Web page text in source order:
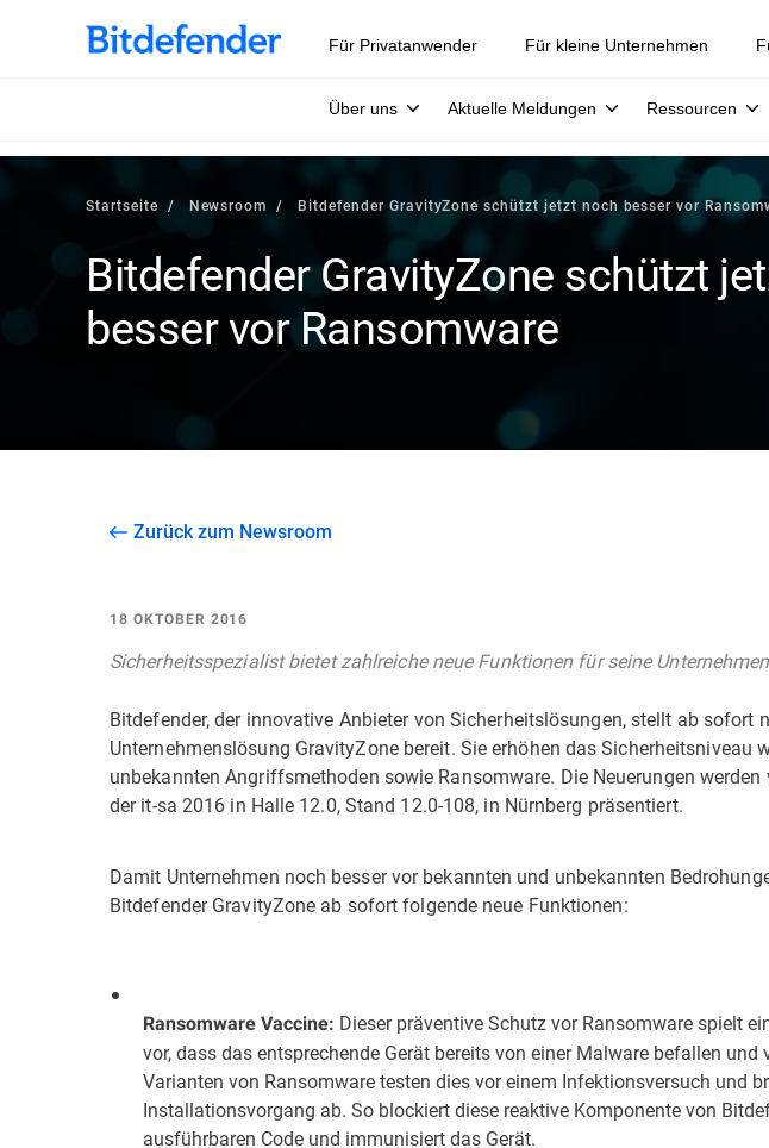
Für Privatanwender Für kleine Unternehmen
Über uns Aktuelle Meldungen Ressourcen
Startseite Newsroom Bitdefender GravityZone schützt jetzt noch besser vor
Bitdefender GravityZone schützt
besser vor Ransomware
Zurück zum Newsroom
18 OKTOBER 2016
Sicherheitsspezialist bietet zahlreiche neue Funktionen für seine
Bitdefender, der innovative Anbieter von Sicherheitslösungen, stellt ab sofort
Unternehmenslösung GravityZone bereit. Sie erhöhen das Sicherheitsniveau
unbekannten Angriffsmethoden sowie Ransomware. Die Neuerungen
der it-sa 2016 in Halle 12.0, Stand 12.0-108, in Nürnberg präsentiert.
Damit Unternehmen noch besser vor bekannten und unbekannten
Bitdefender GravityZone ab sofort folgende neue Funktionen:
Ransomware Vaccine: Dieser präventive Schutz vor Ransomware spielt
vor, dass das entsprechende Gerät bereits von einer Malware befallen und
Varianten von Ransomware testen dies vor einem Infektionsversuch und
Installationsvorgang ab. So blockiert diese reaktive Komponente von
ausführbaren Code und immunisiert das Gerät.